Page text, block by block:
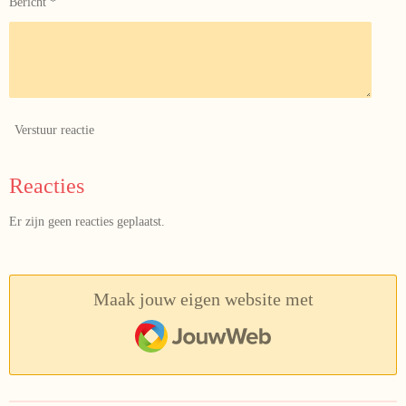
Verstuur reactie
Reacties
Er zijn geen reacties geplaatst.
Maak jouw eigen website met
JouwWeb